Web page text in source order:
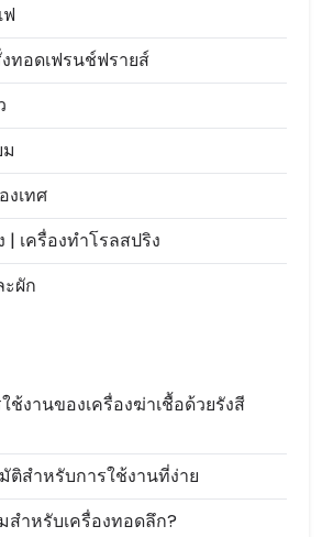
ฟ
ทอดเฟรนช์ฟรายส์
งเทศ
| เครื่องทำโรลสปริง
ะผัก
ช้งานของเครื่องฆ่าเชื้อด้วยรังสี
ติสำหรับการใช้งานที่ง่าย
สำหรับเครื่องทอดลึก?